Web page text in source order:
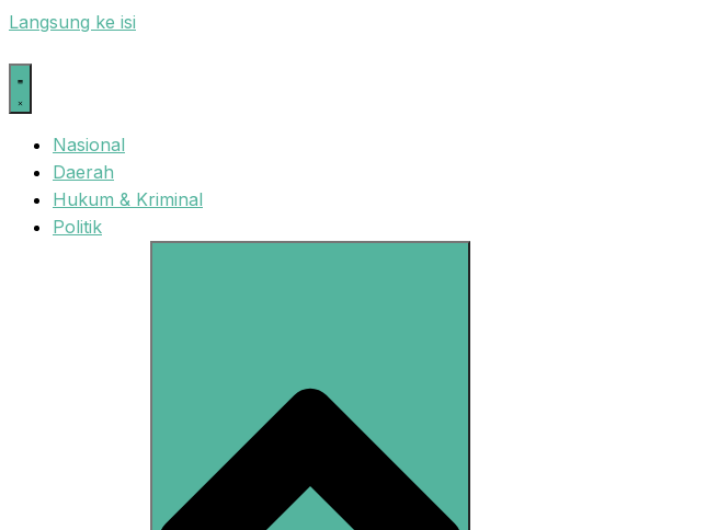
Langsung ke isi
Nasional
Daerah
Hukum & Kriminal
Politik